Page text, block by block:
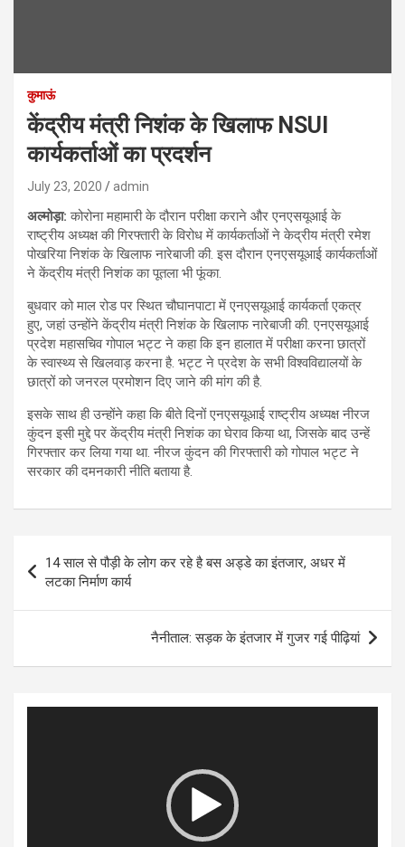
कुमाऊं
केंद्रीय मंत्री निशंक के खिलाफ NSUI
कार्यकर्ताओं का प्रदर्शन
July 23, 2020 admin
अल्मोड़ा: कोरोना महामारी के दौरान परीक्षा कराने और एनएसयूआई के
राष्ट्रीय अध्यक्ष की गिरफ्तारी के विरोध में कार्यकर्ताओं ने केद्रीय मंत्री रमेश
पोखरिया निशंक के खिलाफ नारेबाजी की. इस दौरान एनएसयूआई कार्यकर्ताओं
ने केंद्रीय मंत्री निशंक का पूतला भी फूंका.
बुधवार को माल रोड पर स्थित चौघानपाटा में एनएसयूआई कार्यकर्ता एकत्र
हुए, जहां उन्होंने केंद्रीय मंत्री निशंक के खिलाफ नारेबाजी की. एनएसयूआई
प्रदेश महासचिव गोपाल भट्ट ने कहा कि इन हालात में परीक्षा करना छात्रों
के स्वास्थ्य से खिलवाड़ करना है. भट्ट ने प्रदेश के सभी विश्वविद्यालयों के
छात्रों को जनरल प्रमोशन दिए जाने की मांग की है.
इसके साथ ही उन्होंने कहा कि बीते दिनों एनएसयूआई राष्ट्रीय अध्यक्ष नीरज
कुंदन इसी मुद्दे पर केंद्रीय मंत्री निशंक का घेराव किया था, जिसके बाद उन्हें
गिरफ्तार कर लिया गया था. नीरज कुंदन की गिरफ्तारी को गोपाल भट्ट ने
सरकार की दमनकारी नीति बताया है.
navigation
14 साल से पौड़ी के लोग कर रहे है बस अड्डे का इंतजार, अधर में
लटका निर्माण कार्य
नैनीताल: सड़क के इंतजार में गुजर गई पीढ़ियां